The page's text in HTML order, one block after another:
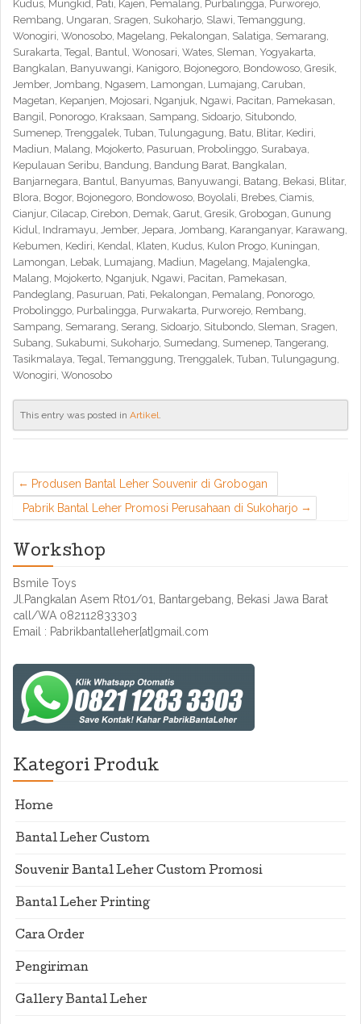
Kudus, Mungkid, Pati, Kajen, Pemalang, Purbalingga, Purworejo,
Rembang, Ungaran, Sragen, Sukoharjo, Slawi, Temanggung,
Wonogiri, Wonosobo, Magelang, Pekalongan, Salatiga, Semarang,
Surakarta, Tegal, Bantul, Wonosari, Wates, Sleman, Yogyakarta,
Bangkalan, Banyuwangi, Kanigoro, Bojonegoro, Bondowoso, Gresik,
Jember, Jombang, Ngasem, Lamongan, Lumajang, Caruban,
Magetan, Kepanjen, Mojosari, Nganjuk, Ngawi, Pacitan, Pamekasan,
Bangil, Ponorogo, Kraksaan, Sampang, Sidoarjo, Situbondo,
Sumenep, Trenggalek, Tuban, Tulungagung, Batu, Blitar, Kediri,
Madiun, Malang, Mojokerto, Pasuruan, Probolinggo, Surabaya,
Kepulauan Seribu, Bandung, Bandung Barat, Bangkalan,
Banjarnegara, Bantul, Banyumas, Banyuwangi, Batang, Bekasi, Blitar,
Blora, Bogor, Bojonegoro, Bondowoso, Boyolali, Brebes, Ciamis,
Cianjur, Cilacap, Cirebon, Demak, Garut, Gresik, Grobogan, Gunung
Kidul, Indramayu, Jember, Jepara, Jombang, Karanganyar, Karawang,
Kebumen, Kediri, Kendal, Klaten, Kudus, Kulon Progo, Kuningan,
Lamongan, Lebak, Lumajang, Madiun, Magelang, Majalengka,
Malang, Mojokerto, Nganjuk, Ngawi, Pacitan, Pamekasan,
Pandeglang, Pasuruan, Pati, Pekalongan, Pemalang, Ponorogo,
Probolinggo, Purbalingga, Purwakarta, Purworejo, Rembang,
Sampang, Semarang, Serang, Sidoarjo, Situbondo, Sleman, Sragen,
Subang, Sukabumi, Sukoharjo, Sumedang, Sumenep, Tangerang,
Tasikmalaya, Tegal, Temanggung, Trenggalek, Tuban, Tulungagung,
Wonogiri, Wonosobo
This entry was posted in Artikel.
Produsen Bantal Leher Souvenir di Grobogan
Pabrik Bantal Leher Promosi Perusahaan di Sukoharjo
Workshop
Bsmile Toys
Jl.Pangkalan Asem Rt01/01, Bantargebang, Bekasi Jawa Barat
call/WA 082112833303
Email : Pabrikbantalleher[at]gmail.com
Kategori Produk
Home
Bantal Leher Custom
Souvenir Bantal Leher Custom Promosi
Bantal Leher Printing
Cara Order
Pengiriman
Gallery Bantal Leher